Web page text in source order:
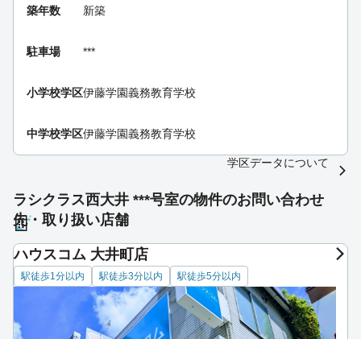
築年数 新築
駐車場 ***
小学校学区伊藤学園義務教育学校
中学校学区伊藤学園義務教育学校
学区データについて
ラシクラス西大井 ***号室の物件のお問い合わせ
先・取り扱い店舗
ハウスコム 大井町店
駅徒歩1分以内 駅徒歩3分以内 駅徒歩5分以内